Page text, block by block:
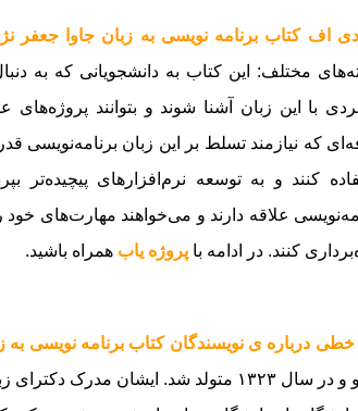
اف کتاب برنامه نویسی به زبان جاوا جعفر
مختلف: این کتاب به دانشجویانی که به
با این زبان آشنا شوند و بتوانند
که نیازمند تسلط بر این زبان برنامه‌نویسی
کنند و به توسعه نرم‌افزارهای پیچیده‌تر
علاقه دارند و می‌خواهند مهارت‌های خود
کنند. در ادامه با پروژه یاب همراه باشید.
خطی درباره ی نویسندگان کتاب برنامه نویسی به
ماکو و در سال ۱۳۲۳ متولد شد. ایشان